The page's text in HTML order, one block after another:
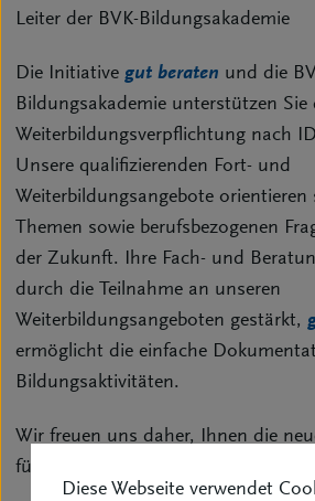
Diese Webseite verwendet
Leiter der BVK-Bildungsakademie
Die Initiative gut beraten und die
Bildungsakademie unterstützen Sie
Weiterbildungsverpflichtung nach
Unsere qualifizierenden Fort- und
Weiterbildungsangebote orientieren
Themen sowie berufsbezogenen
der Zukunft. Ihre Fach- und
durch die Teilnahme an unseren
Weiterbildungsangeboten gestärkt,
ermöglicht die einfache
Bildungsaktivitäten.
Wir freuen uns daher, Ihnen die
für das 2. Halbjahr 2026 vorstellen